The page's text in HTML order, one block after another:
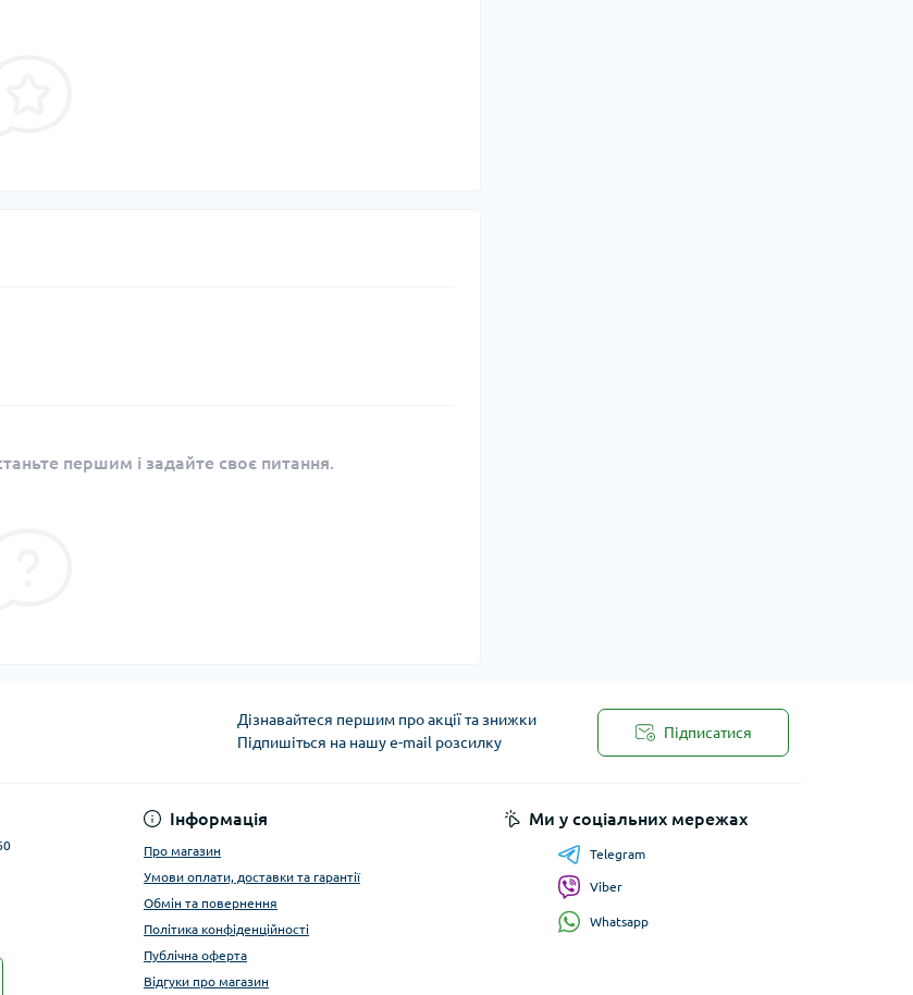
першим і задайте своє питання.
Дізнавайтеся першим про акції та знижки
Підпишіться на нашу e-mail розсилку
Підписатися
Інформація
Про магазин
Умови оплати, доставки та гарантії
Обмін та повернення
Політика конфіденційності
Публічна оферта
Відгуки про магазин
Ми у соціальних мережах
Telegram
Viber
Whatsapp